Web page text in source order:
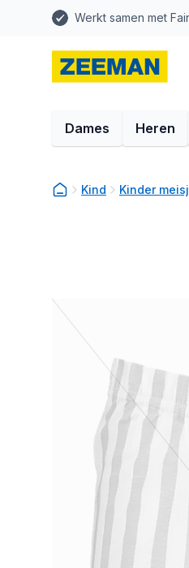
Werkt samen met
Dames Heren
Kind Kinder